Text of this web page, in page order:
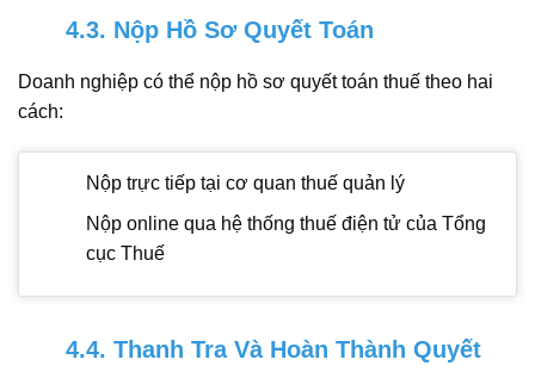
4.3. Nộp Hồ Sơ Quyết Toán
Doanh nghiệp có thể nộp hồ sơ quyết toán thuế theo hai
cách:
Nộp trực tiếp tại cơ quan thuế quản lý
Nộp online qua hệ thống thuế điện tử của Tổng
cục Thuế
4.4. Thanh Tra Và Hoàn Thành Quyết